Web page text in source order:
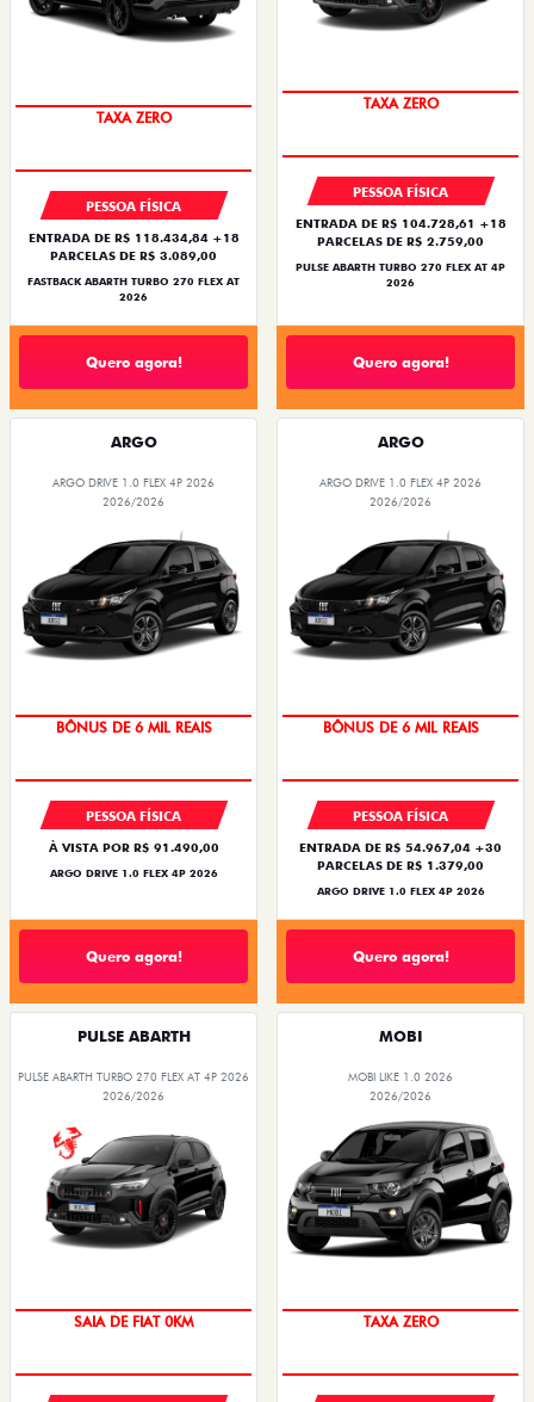
TAXA ZERO
PESSOA FÍSICA
ENTRADA DE R$ 118.434,84 +18
PARCELAS DE R$ 3.089,00
FASTBACK ABARTH TURBO 270 FLEX AT
2026
Quero agora!
TAXA ZERO
PESSOA FÍSICA
ENTRADA DE R$ 104.728,61 +18
PARCELAS DE R$ 2.759,00
PULSE ABARTH TURBO 270 FLEX AT 4P
2026
Quero agora!
ARGO
ARGO DRIVE 1.0 FLEX 4P 2026
2026/2026
BÔNUS DE 6 MIL REAIS
PESSOA FÍSICA
À VISTA POR R$ 91.490,00
ARGO DRIVE 1.0 FLEX 4P 2026
Quero agora!
ARGO
ARGO DRIVE 1.0 FLEX 4P 2026
2026/2026
BÔNUS DE 6 MIL REAIS
PESSOA FÍSICA
ENTRADA DE R$ 54.967,04 +30
PARCELAS DE R$ 1.379,00
ARGO DRIVE 1.0 FLEX 4P 2026
Quero agora!
PULSE ABARTH
PULSE ABARTH TURBO 270 FLEX AT 4P 2026
2026/2026
SAIA DE FIAT 0KM
MOBI
MOBI LIKE 1.0 2026
2026/2026
TAXA ZERO